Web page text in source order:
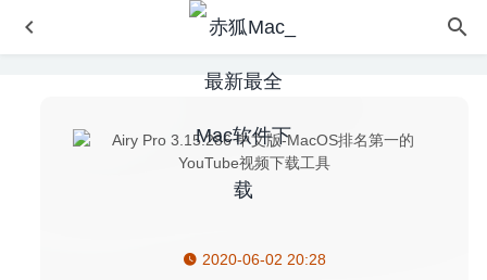
2020-06-02 20:28
Sidify Apple Music Converter 1.5.3 – 优秀的iTunes音频格